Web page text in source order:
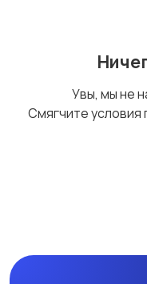
Увы, мы не
Смягчите условия